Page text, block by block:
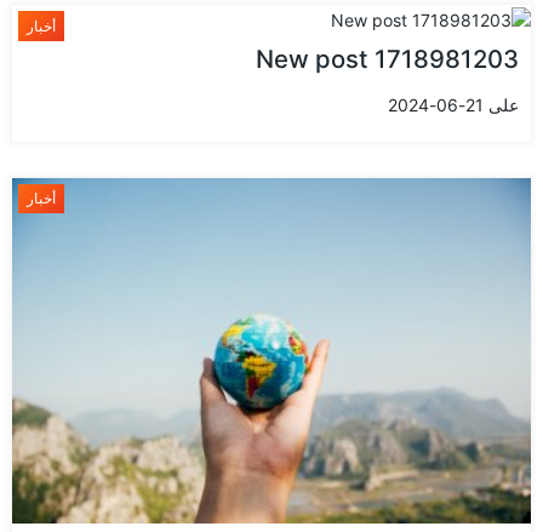
أخبار
New post 1718981203
على 21-06-2024
أخبار